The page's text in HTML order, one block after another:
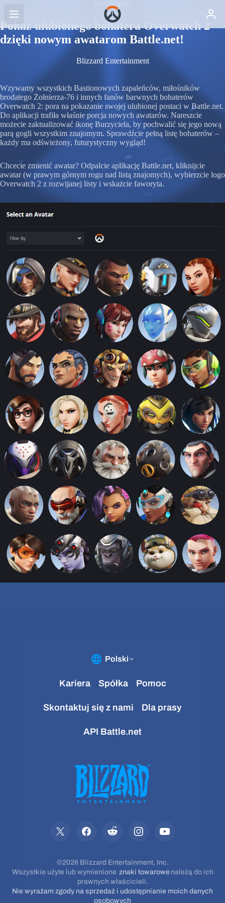
Overwatch
Pokaż ulubionego bohatera Overwatch 2
dzięki nowym awatarom Battle.net!
Blizzard Entertainment
Wzywamy wszystkich Bastionowych zapaleńców, miłośników
brodatego Żołnierza-76 i innych fanów barwnych bohaterów
Overwatch 2: pora na pokazanie swojej ulubionej postaci w Battle.net.
Do aplikacji trafiła właśnie porcja nowych awatarów. Nareszcie
możecie zaktualizować ikonę Burzyciela, by pochwalić się jego nową
parą gogli wszystkim znajomym. Sprawdźcie pełną listę bohaterów –
każdy ma odświeżony, futurystyczny wygląd!
Chcecie zmienić awatar? Odpalcie aplikację Battle.net, kliknijcie
awatar (w prawym górnym rogu nad listą znajomych), wybierzcie logo
Overwatch 2 z rozwijanej listy i wskażcie faworyta.